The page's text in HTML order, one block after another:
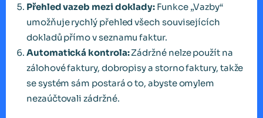
Přehled vazeb mezi doklady: Funkce „Vazby“
umožňuje rychlý přehled všech souvisejících
dokladů přímo v seznamu faktur.
Automatická kontrola:Zádržné nelze použít na
zálohové faktury, dobropisy a storno faktury, takže
se systém sám postará o to, abyste omylem
nezaúčtovali zádržné.